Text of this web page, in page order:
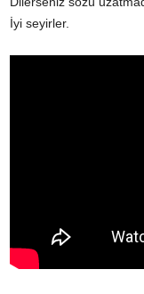
İyi seyirler.